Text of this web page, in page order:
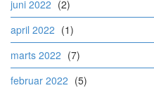
juni 2022 (2)
april 2022 (1)
marts 2022 (7)
februar 2022 (5)